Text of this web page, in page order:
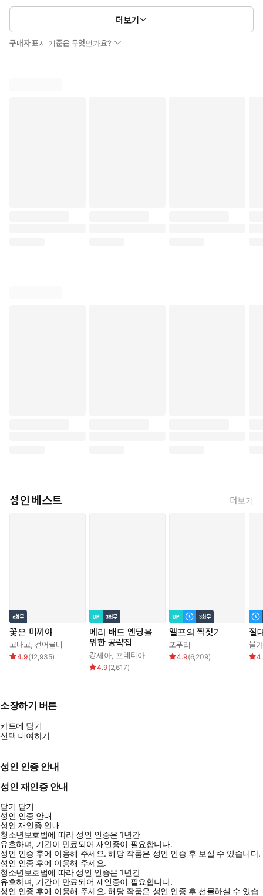
더보기
구매자 표시 기준은 무엇인가요?
성인 베스트 더보기
꽃은 미끼야
고다고, 건어물녀
4.9(12,935)
메리 배드 엔딩을
위한 공략집
강세아, 프레티아
4.9(2,617)
엘프의 짝짓기
포푸리
4.9(6,209)
절
불
소장하기 버튼
카트에 담기
선택 대여하기
성인 인증 안내
성인 재인증 안내
닫기 닫기
성인 인증 안내
성인 재인증 안내
청소년보호법에 따라 성인 인증은 1년간
유효하며, 기간이 만료되어 재인증이 필요합니다.
성인 인증 후에 이용해 주세요.해당 작품은 성인 인증 후 보실 수 있습니다.
성인 인증 후에 이용해 주세요.
청소년보호법에 따라 성인 인증은 1년간
유효하며, 기간이 만료되어 재인증이 필요합니다.
성인 인증 후에 이용해 주세요.해당 작품은 성인 인증 후 선물하실 수 있습